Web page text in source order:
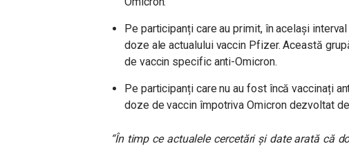
Pe participanți care au primit, în același
doze ale actualului vaccin Pfizer. Această
de vaccin specific anti-Omicron.
Pe participanți care nu au fost încă vaccinați
doze de vaccin împotriva Omicron dezvoltat
“În timp ce actualele cercetări și date arată că